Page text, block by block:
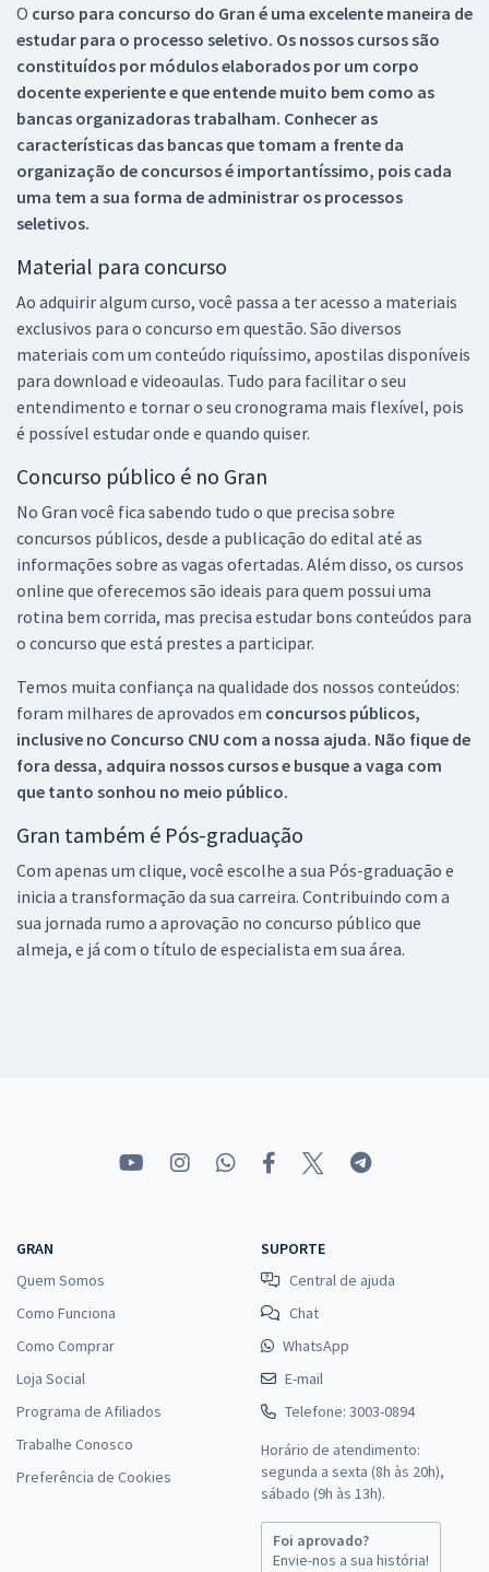
O curso para concurso do Gran é uma excelente maneira de
estudar para o processo seletivo. Os nossos cursos são
constituídos por módulos elaborados por um corpo
docente experiente e que entende muito bem como as
bancas organizadoras trabalham. Conhecer as
características das bancas que tomam a frente da
organização de concursos é importantíssimo, pois cada
uma tem a sua forma de administrar os processos
seletivos.
Material para concurso
Ao adquirir algum curso, você passa a ter acesso a materiais
exclusivos para o concurso em questão. São diversos
materiais com um conteúdo riquíssimo, apostilas disponíveis
para download e videoaulas. Tudo para facilitar o seu
entendimento e tornar o seu cronograma mais flexível, pois
é possível estudar onde e quando quiser.
Concurso público é no Gran
No Gran você fica sabendo tudo o que precisa sobre
concursos públicos, desde a publicação do edital até as
informações sobre as vagas ofertadas. Além disso, os cursos
online que oferecemos são ideais para quem possui uma
rotina bem corrida, mas precisa estudar bons conteúdos para
o concurso que está prestes a participar.
Temos muita confiança na qualidade dos nossos conteúdos:
foram milhares de aprovados em concursos públicos,
inclusive no Concurso CNU com a nossa ajuda. Não fique de
fora dessa, adquira nossos cursos e busque a vaga com
que tanto sonhou no meio público.
Gran também é Pós-graduação
Com apenas um clique, você escolhe a sua Pós-graduação e
inicia a transformação da sua carreira. Contribuindo com a
sua jornada rumo a aprovação no concurso público que
almeja, e já com o título de especialista em sua área.
GRAN
Quem Somos
Como Funciona
Como Comprar
Loja Social
Programa de Afiliados
Trabalhe Conosco
Preferência de Cookies
SUPORTE
Central de ajuda
Chat
WhatsApp
E-mail
Telefone: 3003-0894
Horário de atendimento:
segunda a sexta (8h às 20h),
sábado (9h às 13h).
Foi aprovado?
Envie-nos a sua história!